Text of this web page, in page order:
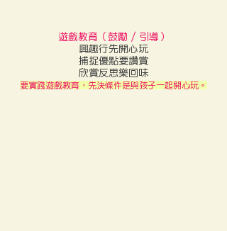
遊戲教育（鼓勵 / 引導）
興趣行先開心玩
捕捉優點要讚賞
欣賞反思樂回味
要實踐遊戲教育，先決條件是與孩子一起開心玩。